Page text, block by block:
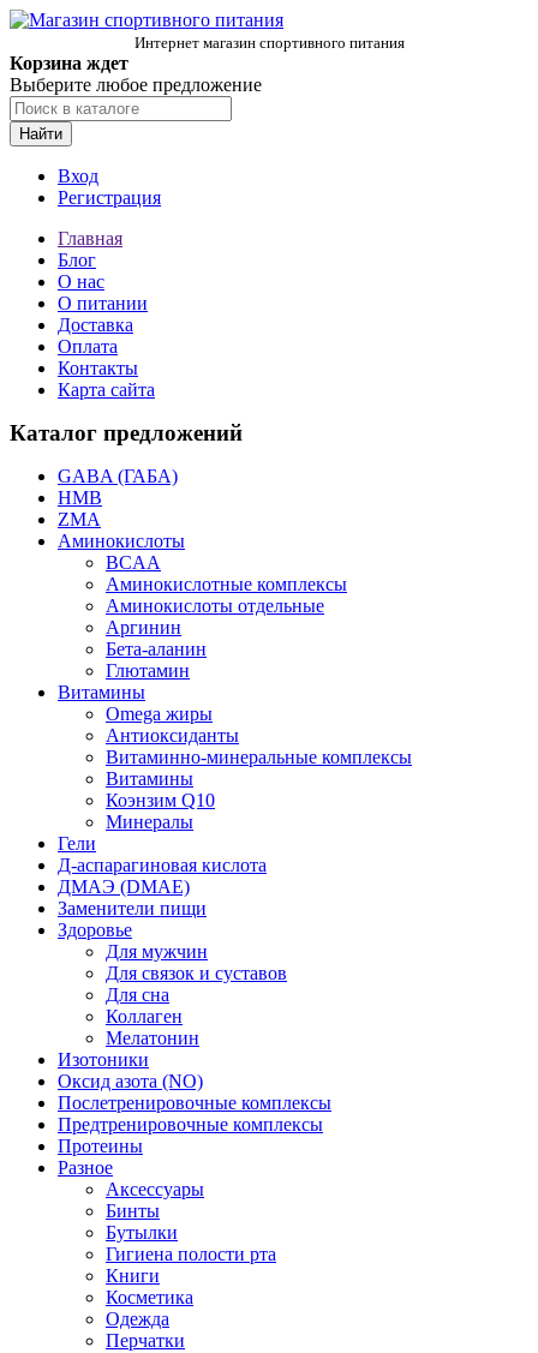
Интернет магазин спортивного питания
Корзина ждет
Выберите любое предложение
Найти
Вход
Регистрация
Главная
Блог
О нас
О питании
Доставка
Оплата
Контакты
Карта сайта
Каталог предложений
GABA (ГАБА)
HMB
ZMA
Аминокислоты
BCAA
Аминокислотные комплексы
Аминокислоты отдельные
Аргинин
Бета-аланин
Глютамин
Витамины
Omega жиры
Антиоксиданты
Витаминно-минеральные комплексы
Витамины
Коэнзим Q10
Минералы
Гели
Д-аспарагиновая кислота
ДМАЭ (DMAE)
Заменители пищи
Здоровье
Для мужчин
Для связок и суставов
Для сна
Коллаген
Мелатонин
Изотоники
Оксид азота (NO)
Послетренировочные комплексы
Предтренировочные комплексы
Протеины
Разное
Аксессуары
Бинты
Бутылки
Гигиена полости рта
Книги
Косметика
Одежда
Перчатки